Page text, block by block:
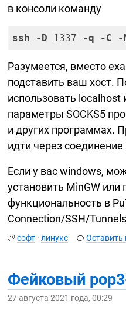
в консоли команду
ssh -D 1337 -q -C -
Разумеется, вместо
подставить ваш хост.
использовать localhost
параметры SOCKS5
и других программах.
идти через
Если у вас windows,
установить MinGW
функциональность в
Connection/SSH/
софт ·линукс Оставить
Фейковый
27 августа 2021 года, 00:29